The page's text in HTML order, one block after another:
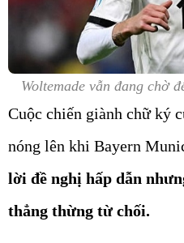
Woltemade vẫn đang chờ
Cuộc chiến giành chữ ký
nóng lên khi Bayern
lời đề nghị hấp dẫn
thẳng thừng từ chối.